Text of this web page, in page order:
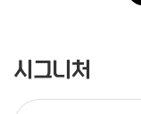
시그니처